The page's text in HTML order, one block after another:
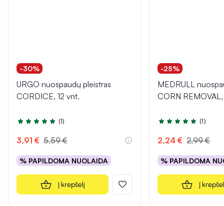
-30%
URGO nuospaudų pleistras
CORDICE, 12 vnt.
Įvertinimas 5.0 iš 5
(1)
3,91 € 5,59 €
% PAPILDOMA NUOLAIDA
Į krepšelį
-25%
MEDRULL
CORN
Įvertinimas 5.0 iš 5
(1)
2,24 € 2,99 €
% PAPILDOMA
Į